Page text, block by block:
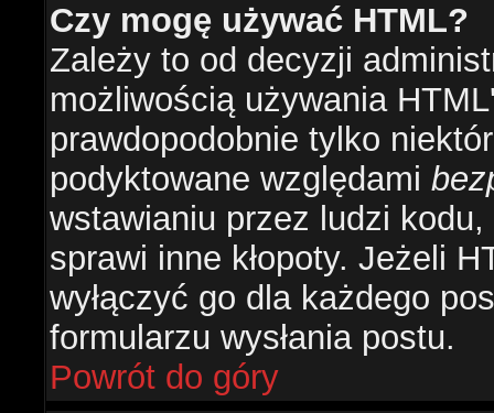
Czy mogę używać HTML?
Zależy to od decyzji
możliwością używania
prawdopodobnie tylko
podyktowane względami
wstawianiu przez ludzi
sprawi inne kłopoty. Jeżeli
wyłączyć go dla każdego
formularzu wysłania postu.
Powrót do góry